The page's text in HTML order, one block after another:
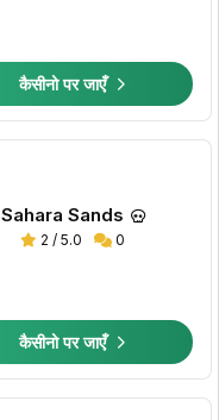
कैसीनो पर जाएँ
Sahara Sands
2 / 5.0 0
कैसीनो पर जाएँ